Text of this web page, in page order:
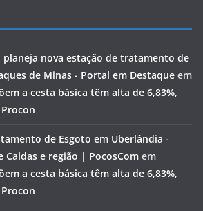
planeja nova estação de tratamento de
de Minas - Portal em Destaque em
a cesta básica têm alta de 6,83%,
de Esgoto em Uberlândia -
Caldas e região | PocosCom em
a cesta básica têm alta de 6,83%,